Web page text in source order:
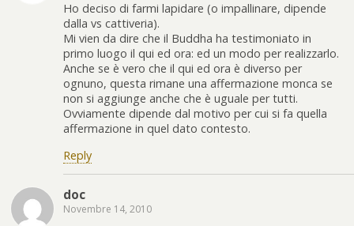
Ho deciso di farmi lapidare (o impallinare, dipende
dalla vs cattiveria).
Mi vien da dire che il Buddha ha testimoniato in
primo luogo il qui ed ora: ed un modo per realizzarlo.
Anche se è vero che il qui ed ora è diverso per
ognuno, questa rimane una affermazione monca se
non si aggiunge anche che è uguale per tutti.
Ovviamente dipende dal motivo per cui si fa quella
affermazione in quel dato contesto.
Reply
doc
Novembre 14, 2010